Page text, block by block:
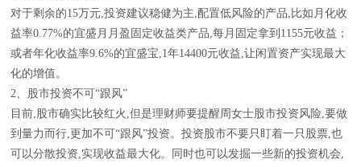
对于剩余的15万元,投资建议稳健为主,配置低风险的产品,比如月化收
益率0.77%的宜盛月月盈固定收益类产品,每月固定拿到1155元收益；
或者年化收益率9.6%的宜盛宝,1年14400元收益,让闲置资产实现最大
化的增值。
2、股市投资不可“跟风”
目前,股市确实比较红火,但是理财师要提醒周女士股市投资风险,要做
到量力而行,更加不可“跟风”投资。投资股市不要只盯着一只股票,也
可以分散投资,实现收益最大化。同时也可以发掘一些新的投资机会,